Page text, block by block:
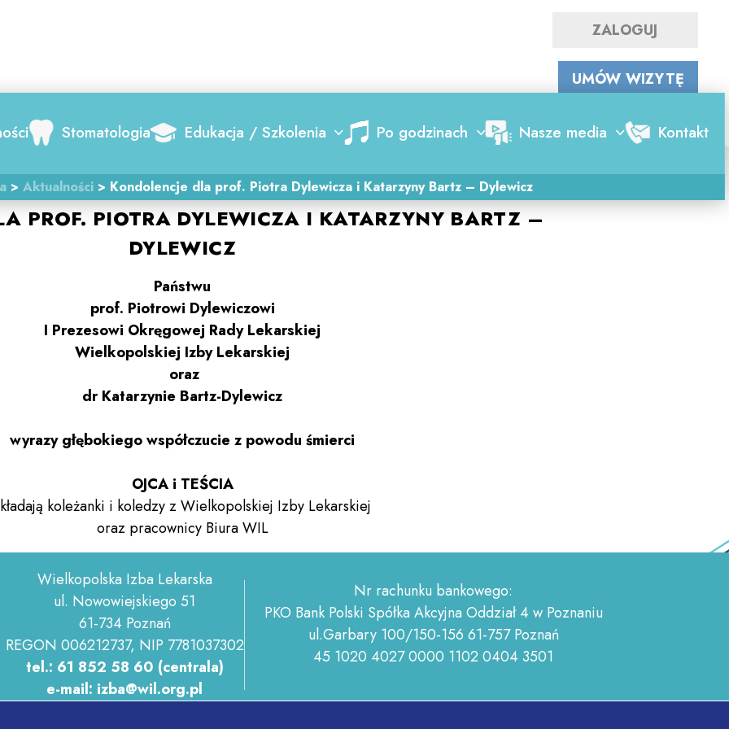
ZALOGUJ
UMÓW WIZYTĘ
Stomatologia Edukacja / Szkolenia Po godzinach Nasze media Kontakt
>Aktualności > Kondolencje dla prof. Piotra Dylewicza i Katarzyny Bartz – Dylewicz2017-06-21
PROF. PIOTRA DYLEWICZA I KATARZYNY BARTZ –
DYLEWICZ
Państwu
prof. Piotrowi Dylewiczowi
I Prezesowi Okręgowej Rady Lekarskiej
Wielkopolskiej Izby Lekarskiej
oraz
dr Katarzynie Bartz-Dylewicz
wyrazy głębokiego współczucie z powodu śmierci
OJCA i TEŚCIA
koleżanki i koledzy z Wielkopolskiej Izby Lekarskiej
oraz pracownicy Biura WIL
Wielkopolska Izba Lekarska
ul. Nowowiejskiego 51
61-734 Poznań
REGON 006212737, NIP 7781037302
tel.: 61 852 58 60 (centrala)
e-mail: izba@wil.org.pl
Nr rachunku bankowego:
PKO Bank Polski Spółka Akcyjna Oddział 4 w Poznaniu
ul.Garbary 100/150-156 61-757 Poznań
45 1020 4027 0000 1102 0404 3501